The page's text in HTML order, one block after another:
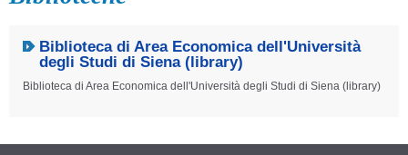
Biblioteca di Area Economica dell'Università
degli Studi di Siena (library)
Biblioteca di Area Economica dell'Università degli Studi di Siena (library)